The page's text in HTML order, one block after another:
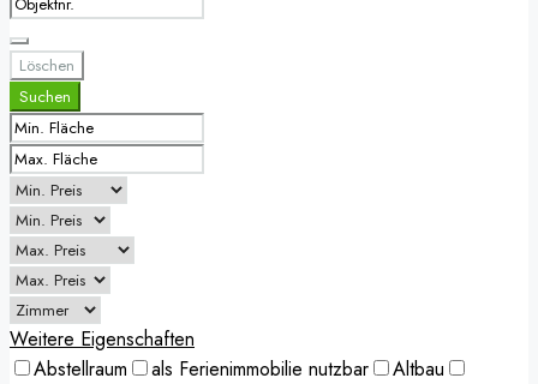
Impressum
Bestätigung
Löschen
Suchen
Weitere Eigenschaften
Abstellraum
als Ferienimmobilie nutzbar
Altbau